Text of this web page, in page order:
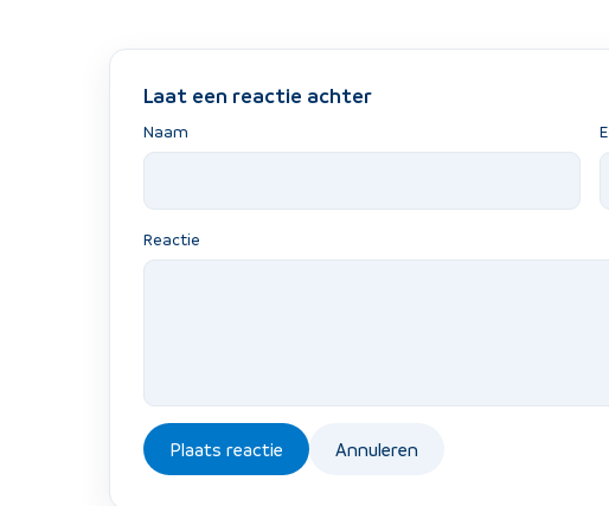
Laat een reactie achter
Naam
Reactie
Plaats reactie Annuleren